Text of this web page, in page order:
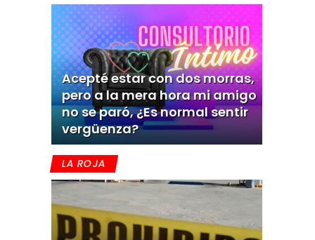
Acepté estar con dos morras,
pero a la mera hora mi amigo
no se paró, ¿Es normal sentir
vergüenza?
LA ROJA